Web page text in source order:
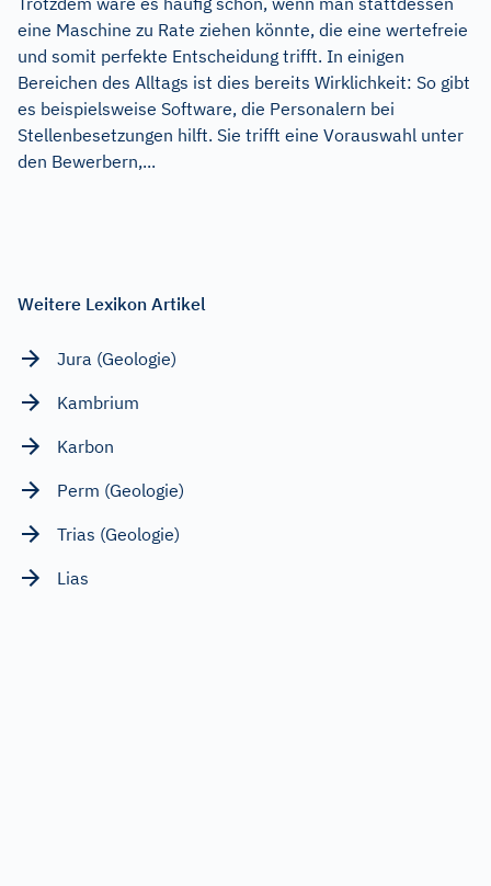
eine Maschine zu Rate ziehen könnte, die eine wertefreie
und somit perfekte Entscheidung trifft. In einigen
Bereichen des Alltags ist dies bereits Wirklichkeit: So gibt
es beispielsweise Software, die Personalern bei
Stellenbesetzungen hilft. Sie trifft eine Vorauswahl unter
den Bewerbern,...
Weitere Lexikon Artikel
Jura (Geologie)
Kambrium
Karbon
Perm (Geologie)
Trias (Geologie)
Lias